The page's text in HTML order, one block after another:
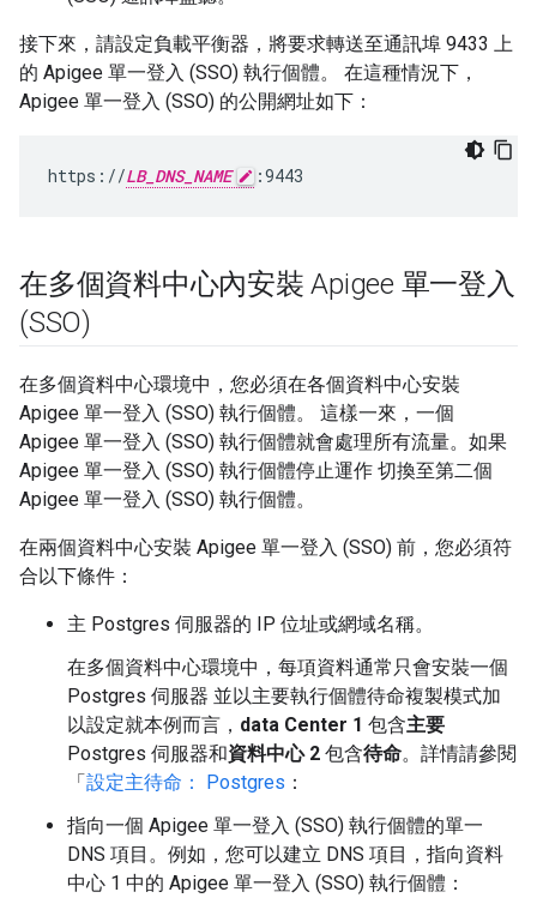
接下來，請設定負載平衡器，將要求轉送至通訊埠 9433 上
的 Apigee 單一登入 (SSO) 執行個體。 在這種情況下，
Apigee 單一登入 (SSO) 的公開網址如下：
https://LB_DNS_NAME :9443
在多個資料中心內安裝 Apigee 單一登入
(SSO)
在多個資料中心環境中，您必須在各個資料中心安裝
Apigee 單一登入 (SSO) 執行個體。 這樣一來，一個
Apigee 單一登入 (SSO) 執行個體就會處理所有流量。如果
Apigee 單一登入 (SSO) 執行個體停止運作 切換至第二個
Apigee 單一登入 (SSO) 執行個體。
在兩個資料中心安裝 Apigee 單一登入 (SSO) 前，您必須符
合以下條件：
主 Postgres 伺服器的 IP 位址或網域名稱。
在多個資料中心環境中，每項資料通常只會安裝一個
Postgres 伺服器 並以主要執行個體待命複製模式加
以設定就本例而言， data Center 1 包含主要
Postgres 伺服器和資料中心 2 包含待命。詳情請參閱
「設定主待命： Postgres ：
指向一個 Apigee 單一登入 (SSO) 執行個體的單一
DNS 項目。例如，您可以建立 DNS 項目，指向資料
中心 1 中的 Apigee 單一登入 (SSO) 執行個體：